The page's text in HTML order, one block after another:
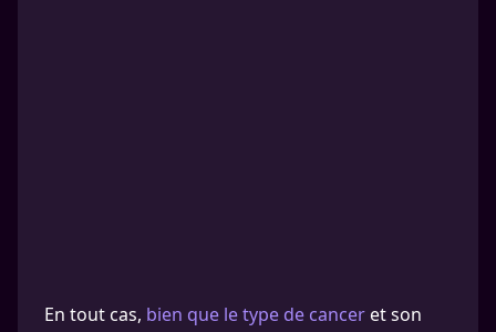
En tout cas, bien que le type de cancer et son